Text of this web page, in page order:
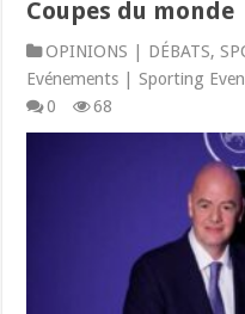
Coupes du monde
OPINIONS | DÉBATS,
Evénements | Sporting
0
68